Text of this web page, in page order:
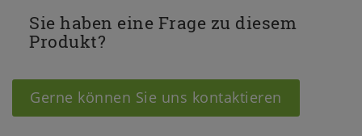
Sie haben eine Frage zu diesem
Produkt?
Gerne können Sie uns kontaktieren